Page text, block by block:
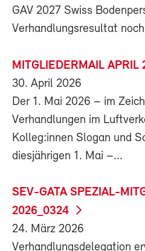
GAV 2027 Swiss
Verhandlungsresultat
MITGLIEDERMAIL APRIL
30. April 2026
Der 1. Mai 2026 – im
Verhandlungen im
Kolleg:innen Slogan und
diesjährigen 1. Mai –...
SEV-GATA SPEZIAL-
2026_0324
24. März 2026